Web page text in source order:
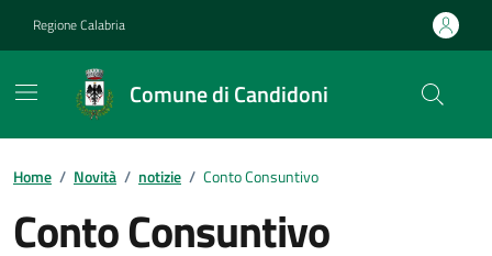
Regione Calabria
Comune di Candidoni
Home / Novità / notizie / Conto Consuntivo
Conto Consuntivo